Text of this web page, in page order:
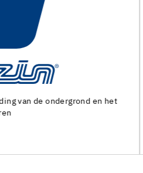
Machines en speciaal
van de ondergrond en het